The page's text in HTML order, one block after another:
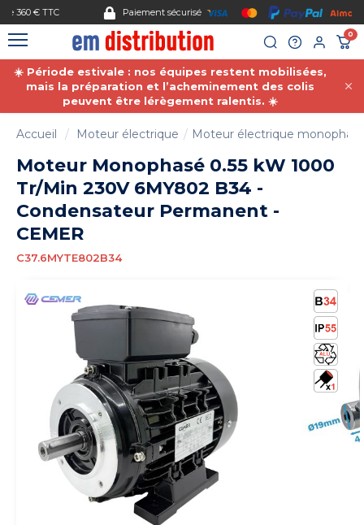
Paiement sécurisé
0
☀️ Période estivale : nos équipes restent mobilisées,
mais la préparation et l’acheminement des colis
peuvent être lérègement ralentis. ☀️
Accueil Moteur électrique Moteur électrique
Moteur Monophasé 0.55 kW 1000
Tr/Min 230V 6MY802 B34 -
Condensateur Permanent -
CEMER
C37.6MYTE802B34
Gestion des cookies